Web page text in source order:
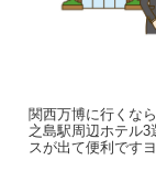
関西万博に行くな
之島駅周辺ホテル
スが出て便利ですヨ